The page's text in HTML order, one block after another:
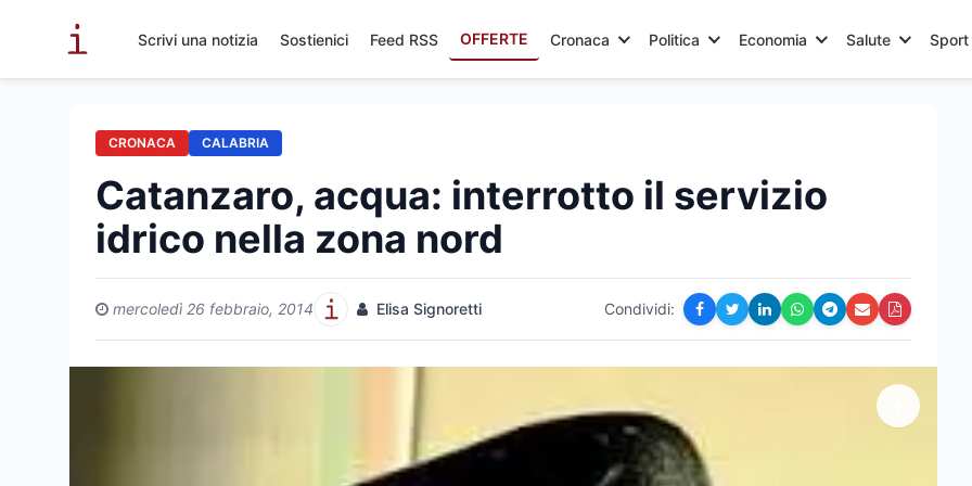
Scrivi una notizia Sostienici Feed RSS OFFERTE Cronaca Politica Economia Salute Sport
CRONACA CALABRIA
Catanzaro, acqua: interrotto il servizio
idrico nella zona nord
mercoledì 26 febbraio, 2014 Elisa Signoretti Condividi: